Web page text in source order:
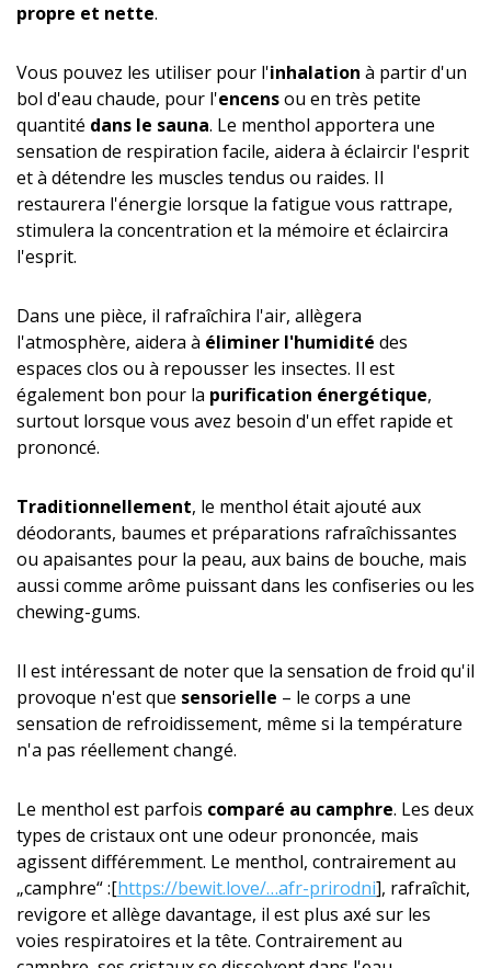
propre et nette.
Vous pouvez les utiliser pour l'inhalation à partir d'un
bol d'eau chaude, pour l'encensou en très petite
quantité dans le sauna. Le menthol apportera une
sensation de respiration facile, aidera à éclaircir l'esprit
et à détendre les muscles tendus ou raides. Il
restaurera l'énergie lorsque la fatigue vous rattrape,
stimulera la concentration et la mémoire et éclaircira
l'esprit.
Dans une pièce, il rafraîchira l'air, allègera
l'atmosphère, aidera à éliminer l'humidité des
espaces clos ou à repousser les insectes. Il est
également bon pour la purification énergétique,
surtout lorsque vous avez besoin d'un effet rapide et
prononcé.
Traditionnelle­ment, le menthol était ajouté aux
déodorants, baumes et préparations rafraîchissantes
ou apaisantes pour la peau, aux bains de bouche, mais
aussi comme arôme puissant dans les confiseries ou les
chewing-gums.
Il est intéressant de noter que la sensation de froid qu'il
provoque n'est que sensorielle – le corps a une
sensation de refroidissement, même si la température
n'a pas réellement changé.
Le menthol est parfois comparé au camphre. Les deux
types de cristaux ont une odeur prononcée, mais
agissent différemment. Le menthol, contrairement au
„camphre“ :[https://bewit.love/…afr-prirodni], rafraîchit,
revigore et allège davantage, il est plus axé sur les
voies respiratoires et la tête. Contrairement au